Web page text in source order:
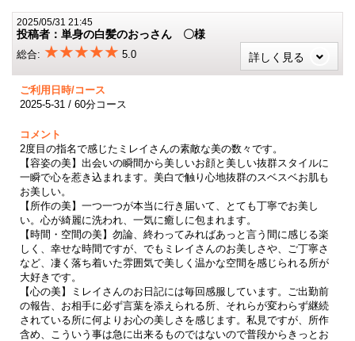
2025/05/31 21:45
投稿者：単身の白髪のおっさん 〇様
総合: ★★★★★ 5.0 詳しく見る
ご利用日時/コース
2025-5-31 / 60分コース
コメント
2度目の指名で感じたミレイさんの素敵な美の数々です。
【容姿の美】出会いの瞬間から美しいお顔と美しい抜群スタイルに
一瞬で心を惹き込まれます。美白で触り心地抜群のスベスベお肌も
お美しい。
【所作の美】一つ一つが本当に行き届いて、とても丁寧でお美し
い。心が綺麗に洗われ、一気に癒しに包まれます。
【時間・空間の美】勿論、終わってみればあっと言う間に感じる楽
しく、幸せな時間ですが、でもミレイさんのお美しさや、ご丁寧さ
など、凄く落ち着いた雰囲気で美しく温かな空間を感じられる所が
大好きです。
【心の美】ミレイさんのお日記には毎回感服しています。ご出勤前
の報告、お相手に必ず言葉を添えられる所、それらが変わらず継続
されている所に何よりお心の美しさを感じます。私見ですが、所作
含め、こういう事は急に出来るものではないので普段からきっとお